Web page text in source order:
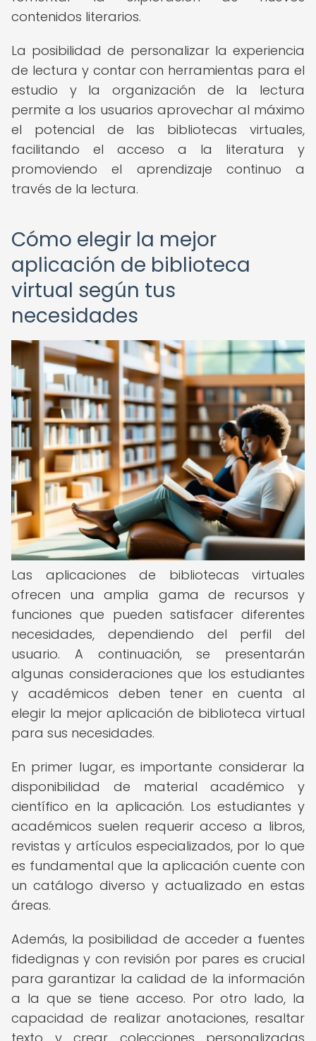
contenidos literarios.
La posibilidad de personalizar la experiencia
de lectura y contar con herramientas para el
estudio y la organización de la lectura
permite a los usuarios aprovechar al máximo
el potencial de las bibliotecas virtuales,
facilitando el acceso a la literatura y
promoviendo el aprendizaje continuo a
través de la lectura.
Cómo elegir la mejor
aplicación de biblioteca
virtual según tus
necesidades
Las aplicaciones de bibliotecas virtuales
ofrecen una amplia gama de recursos y
funciones que pueden satisfacer diferentes
necesidades, dependiendo del perfil del
usuario. A continuación, se presentarán
algunas consideraciones que los estudiantes
y académicos deben tener en cuenta al
elegir la mejor aplicación de biblioteca virtual
para sus necesidades.
En primer lugar, es importante considerar la
disponibilidad de material académico y
científico en la aplicación. Los estudiantes y
académicos suelen requerir acceso a libros,
revistas y artículos especializados, por lo que
es fundamental que la aplicación cuente con
un catálogo diverso y actualizado en estas
áreas.
Además, la posibilidad de acceder a fuentes
fidedignas y con revisión por pares es crucial
para garantizar la calidad de la información
a la que se tiene acceso. Por otro lado, la
capacidad de realizar anotaciones, resaltar